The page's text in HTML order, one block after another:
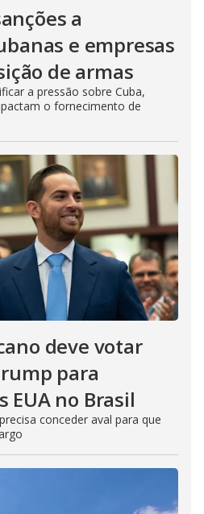
a
e empresas
de armas
a pressão sobre Cuba,
o fornecimento de
deve votar
para
EUA no Brasil
conceder aval para que